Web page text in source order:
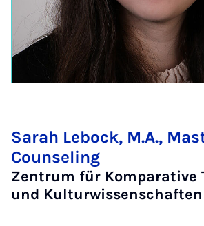
Sarah Lebock, M.A.,
Counseling
Zentrum für Komparative
und Kulturwissenschaften